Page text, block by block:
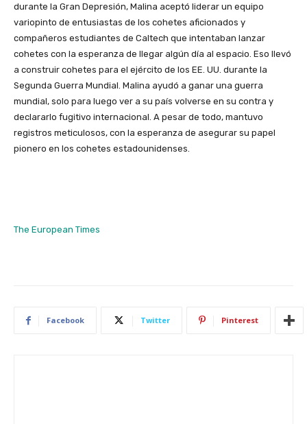
durante la Gran Depresión, Malina aceptó liderar un equipo
variopinto de entusiastas de los cohetes aficionados y
compañeros estudiantes de Caltech que intentaban lanzar
cohetes con la esperanza de llegar algún día al espacio. Eso llevó
a construir cohetes para el ejército de los EE. UU. durante la
Segunda Guerra Mundial. Malina ayudó a ganar una guerra
mundial, solo para luego ver a su país volverse en su contra y
declararlo fugitivo internacional. A pesar de todo, mantuvo
registros meticulosos, con la esperanza de asegurar su papel
pionero en los cohetes estadounidenses.
The European Times
Facebook Twitter Pinterest